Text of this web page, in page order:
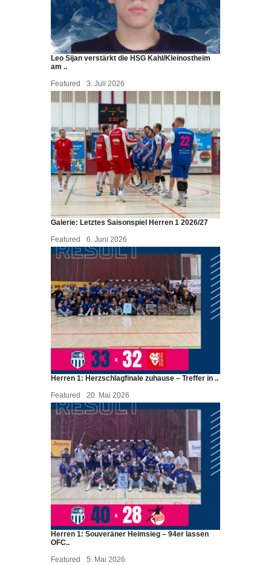
Leo Sijan verstärkt die HSG Kahl/Kleinostheim
am ..
Featured
3. Juli 2026
Galerie: Letztes Saisonspiel Herren 1 2026/27
Featured
6. Juni 2026
Herren 1: Herzschlagfinale zuhause – Treffer in ..
Featured
20. Mai 2026
Herren 1: Souveräner Heimsieg – 94er lassen
OFC..
Featured
5. Mai 2026